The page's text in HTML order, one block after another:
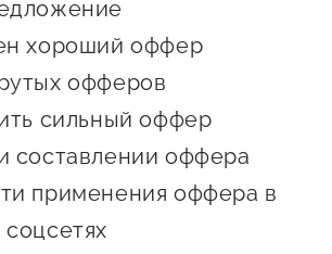
для
центра
центра
успеха
центра
успеха
и
хороший оффер
офферов
сильный оффер
составлении оффера
применения оффера в